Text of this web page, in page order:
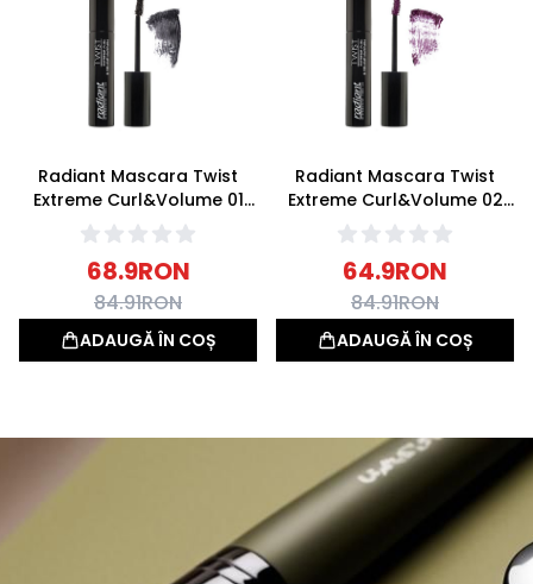
Radiant Mascara Twist
Extreme Curl&Volume 01
Black 14ml
68.9RON
84.91RON
ADAUGĂ ÎN COȘ
Radiant Mascara Twist
Extreme Curl&Volume 02
Damson 14ml
64.9RON
84.91RON
ADAUGĂ ÎN COȘ